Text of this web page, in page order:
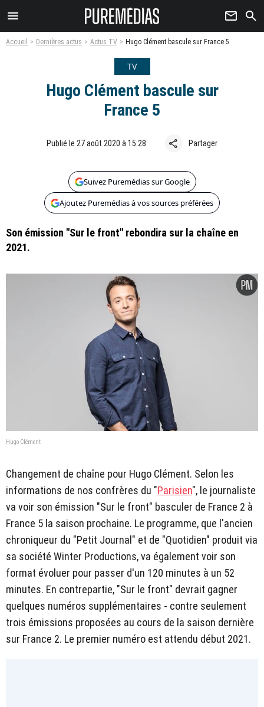
menu newsletter search
Accueil Dernières actus Actus TV Hugo Clément bascule sur France 5
TV
Hugo Clément bascule sur
France 5
Publié le 27 août 2020 à 15:28 share Partager
Suivez Puremédias sur Google
Ajoutez Puremédias à vos sources préférées
Son émission "Sur le front" rebondira sur la chaîne en
2021.
Hugo Clément
Changement de chaîne pour Hugo Clément. Selon les
informations de nos confrères du "Parisien", le journaliste
va voir son émission "Sur le front" basculer de France 2 à
France 5 la saison prochaine. Le programme, que l'ancien
chroniqueur du "Petit Journal" et de "Quotidien" produit via
sa société Winter Productions, va également voir son
format évoluer pour passer d'un 120 minutes à un 52
minutes. En contrepartie, "Sur le front" devrait gagner
quelques numéros supplémentaires - contre seulement
trois émissions proposées au cours de la saison dernière
sur France 2. Le premier numéro est attendu début 2021.